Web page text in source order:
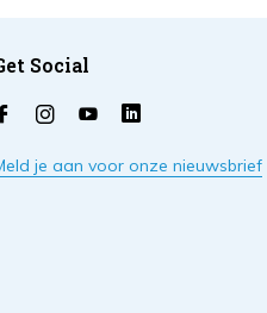
Social
je aan voor onze nieuwsbrief